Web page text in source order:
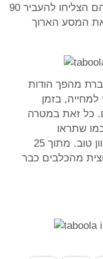
כלבים. במהלך החודשיים האחרונים, הם הצליחו להעביר 90
נוספים עשו את המסע הארוך
עוברת מהפך הודות
בזמן
כל זאת במטרה
שתראו
מיד, המשימה הזאת כבר התחילה בכיוון טוב. מתוך 25
מהכלבים כבר